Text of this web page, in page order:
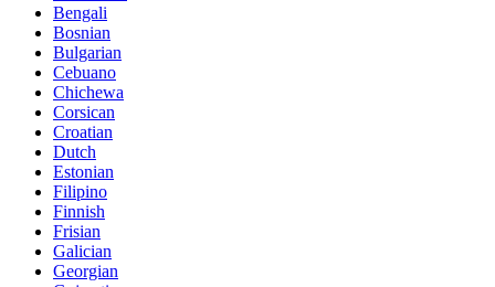
Bengali
Bosnian
Bulgarian
Cebuano
Chichewa
Corsican
Croatian
Dutch
Estonian
Filipino
Finnish
Frisian
Galician
Georgian